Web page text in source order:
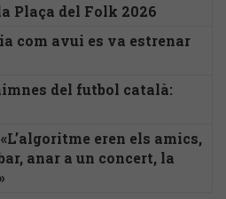
Plaça del Folk 2026
com avui es va estrenar
del futbol català:
eren els amics,
anar a un concert, la